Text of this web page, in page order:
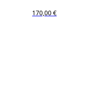
170,00 €